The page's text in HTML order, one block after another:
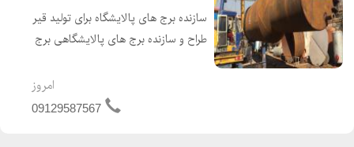
سازنده برج های پالایشگاه برای تولید قیر
طراح و سازنده برج های پالایشگاهی برج
پالایشگاه برای تولید قیر برج هوادهی برج
تقطیر پالایشگاه برای جداسازی
امروز
09129587567